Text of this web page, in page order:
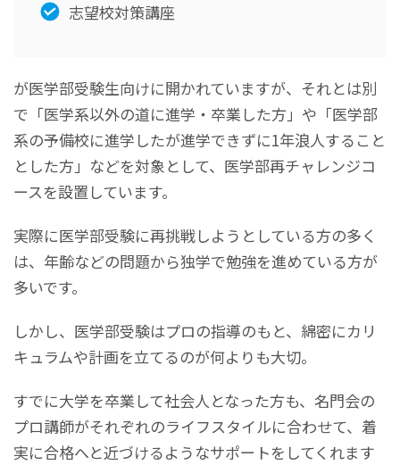
志望校対策講座
が医学部受験生向けに開かれていますが、それとは別
で「医学系以外の道に進学・卒業した方」や「医学部
系の予備校に進学したが進学できずに1年浪人すること
とした方」などを対象として、医学部再チャレンジコ
ースを設置しています。
実際に医学部受験に再挑戦しようとしている方の多く
は、年齢などの問題から独学で勉強を進めている方が
多いです。
しかし、医学部受験はプロの指導のもと、綿密にカリ
キュラムや計画を立てるのが何よりも大切。
すでに大学を卒業して社会人となった方も、名門会の
プロ講師がそれぞれのライフスタイルに合わせて、着
実に合格へと近づけるようなサポートをしてくれます